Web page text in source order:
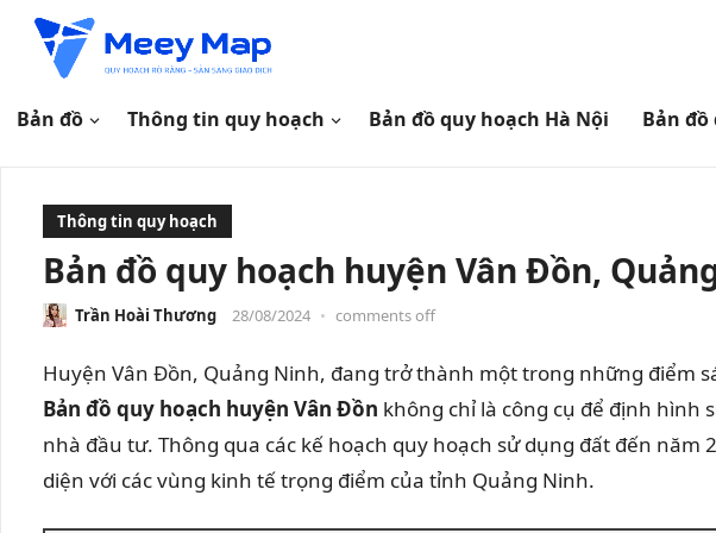
Bản đồ Thông tin quy hoạch Bản đồ quy hoạch Hà Nội Bản đồ
Thông tin quy hoạch
Bản đồ quy hoạch huyện Vân Đồn,
Trần Hoài Thương 28/08/2024 • comments off
Huyện Vân Đồn, Quảng Ninh, đang trở thành một trong những điểm
Bản đồ quy hoạch huyện Vân Đồn không chỉ là công cụ để định hình
nhà đầu tư. Thông qua các kế hoạch quy hoạch sử dụng đất đến
diện với các vùng kinh tế trọng điểm của tỉnh Quảng Ninh.